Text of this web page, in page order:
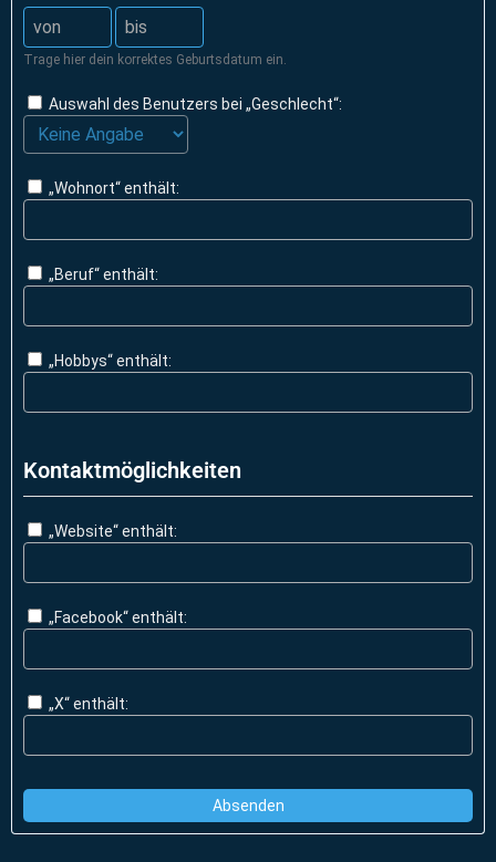
Trage hier dein korrektes Geburtsdatum ein.
Auswahl des Benutzers bei „Geschlecht“:
„Wohnort“ enthält:
„Beruf“ enthält:
„Hobbys“ enthält:
Kontaktmöglichkeiten
„Website“ enthält:
„Facebook“ enthält:
„X“ enthält: